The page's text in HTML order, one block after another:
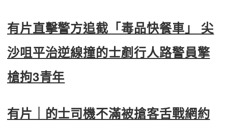
有片直擊警方追截「毒品快餐車」 尖
沙咀平治逆線撞的士剷行人路警員擎
槍拘3青年
有片｜的士司機不滿被搶客舌戰網約